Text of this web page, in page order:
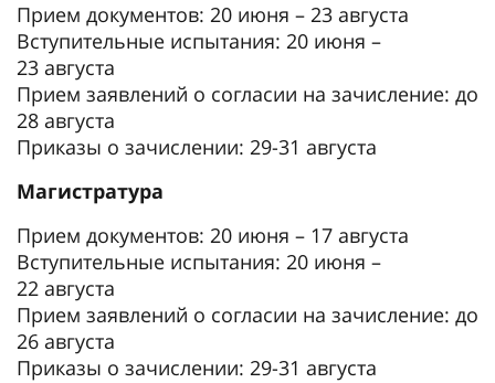
Прием документов: 20 июня – 23 августа
Вступительные испытания: 20 июня –
23 августа
Прием заявлений о согласии на зачисление: до
28 августа
Приказы о зачислении: 29-31 августа
Магистратура
Прием документов: 20 июня – 17 августа
Вступительные испытания: 20 июня –
22 августа
Прием заявлений о согласии на зачисление: до
26 августа
Приказы о зачислении: 29-31 августа